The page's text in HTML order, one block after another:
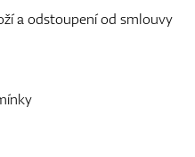
a odstoupení od smlouvy